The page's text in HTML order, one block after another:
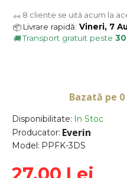
Disponibilitate: In Stoc
Producator: Everin
Model: PPFK-3DS
Bazată pe
👀 8 cliente se uită acum la
📦 Livrare rapidă: Vineri, 7
🚚Transport gratuit peste